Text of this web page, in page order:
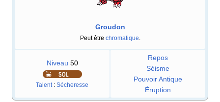
Groudon
Peut être chromatique
Niveau 50
Talent : Sécheresse
Repos
Séisme
Pouvoir Antique
Éruption